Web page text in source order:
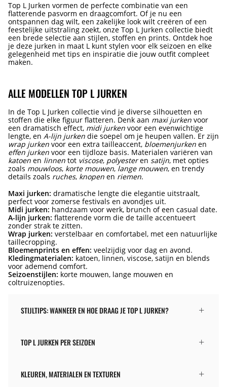
Top L Jurken vormen de perfecte combinatie van een
flatterende pasvorm en draagcomfort. Of je nu een
ontspannen dag wilt, een zakelijke look wilt creëren of een
feestelijke uitstraling zoekt, onze Top L Jurken collectie biedt
een brede selectie aan stijlen, stoffen en prints. Ontdek hoe
je deze jurken in maat L kunt stylen voor elk seizoen en elke
gelegenheid met tips en inspiratie die jouw outfit compleet
maken.
ALLE MODELLEN TOP L JURKEN
In de Top L Jurken collectie vind je diverse silhouetten en
stoffen die elke figuur flatteren. Denk aan maxi jurken voor
een dramatisch effect, midi jurken voor een evenwichtige
lengte, en A-lijn jurken die soepel om je heupen vallen. Er zijn
wrap jurken voor een extra tailleaccent, bloemenjurken en
effen jurken voor een tijdloze basis. Materialen variëren van
katoen en linnen tot viscose, polyesteren satijn, met opties
zoals mouwloos, korte mouwen,lange mouwen, en trendy
details zoals ruches, knopen en riemen.
Maxi jurken: dramatische lengte die elegantie uitstraalt,
perfect voor zomerse festivals en avondjes uit.
Midi jurken: handzaam voor werk, brunch of een casual date.
A-lijn jurken: flatterende vorm die de taille accentueert
zonder strak te zitten.
Wrap jurken: verstelbaar en comfortabel, met een natuurlijke
taillecropping.
Bloemenprints en effen: veelzijdig voor dag en avond.
Kledingmaterialen: katoen, linnen, viscose, satijn en blends
voor ademend comfort.
Seizoenstijlen: korte mouwen, lange mouwen en
coltruizenopties.
STIJLTIPS: WANNEER EN HOE DRAAG JE TOP L JURKEN?
TOP L JURKEN PER SEIZOEN
KLEUREN, MATERIALEN EN TEXTUREN